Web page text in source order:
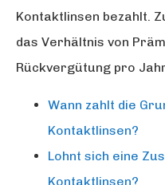
Kontaktlinsen bezahlt.
das Verhältnis von
Rückvergütung pro
Wann zahlt die
Kontaktlinsen?
Lohnt sich eine
Kontaktlinsen?